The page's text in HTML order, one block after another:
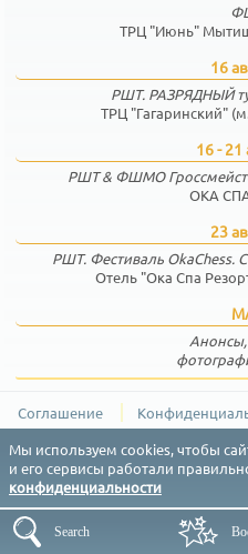
ТРЦ "Июнь"
16
РШТ. РАЗРЯДНЫЙ
ТРЦ "Гагаринский"
16 - 21
РШТ & ФШМО
ОКА
23
РШТ. Фестиваль
Отель "Ока Спа
Анонсы,
Соглашение
РШТ (Результаты
Search
Мы используем cookies, чтобы
и его сервисы работали
конфиденциальности